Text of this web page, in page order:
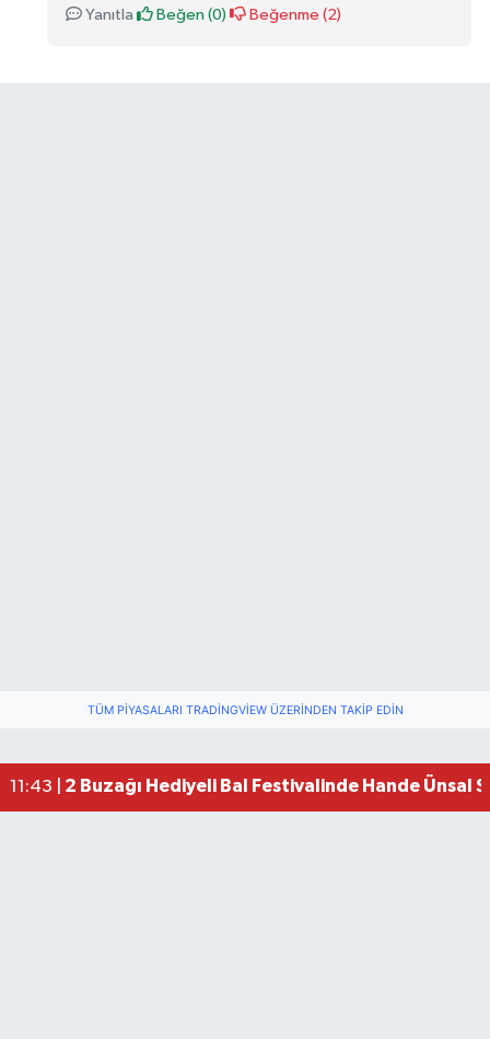
Yanıtla Beğen (0) Beğenme (2)
TÜM PIYASALARI TRADINGVIEW ÜZERINDEN TAKIP EDIN
11:43 | 2 Buzağı Hediyeli Bal Festivalinde Hande Ünsal